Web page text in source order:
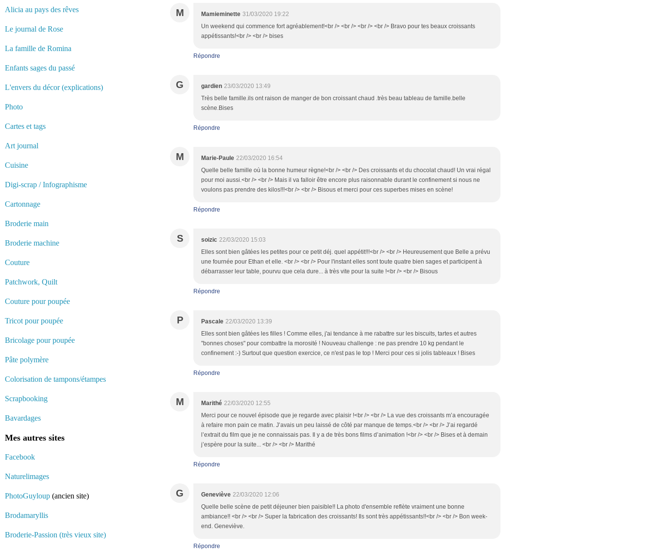
Alicia au pays des rêves
Le journal de Rose
La famille de Romina
Enfants sages du passé
L'envers du décor (explications)
Photo
Cartes et tags
Art journal
Cuisine
Digi-scrap / Infographisme
Cartonnage
Broderie main
Broderie machine
Couture
Patchwork, Quilt
Couture pour poupée
Tricot pour poupée
Bricolage pour poupée
Pâte polymère
Colorisation de tampons/étampes
Scrapbooking
Bavardages
Mes autres sites
Facebook
Naturelimages
PhotoGuyloup (ancien site)
Brodamaryllis
Broderie-Passion (très vieux site)
M Mamieminette 31/03/2020 19:22
Un weekend qui commence fort agréablement!<br /> <br /> <br /> <br /> Bravo pour tes beaux croissants
appétissants!<br /> <br /> bises
Répondre
G gardien 23/03/2020 13:49
Très belle famille.ils ont raison de manger de bon croissant chaud .très beau tableau de famille.belle
scène.Bises
Répondre
M Marie-Paule 22/03/2020 16:54
Quelle belle famille où la bonne humeur règne!<br /> <br /> Des croissants et du chocolat chaud! Un vrai régal
pour moi aussi.<br /> <br /> Mais il va falloir être encore plus raisonnable durant le confinement si nous ne
voulons pas prendre des kilos!!!<br /> <br /> Bisous et merci pour ces superbes mises en scène!
Répondre
S soizic 22/03/2020 15:03
Elles sont bien gâtées les petites pour ce petit déj. quel appétit!!!<br /> <br /> Heureusement que Belle a prévu
une fournée pour Ethan et elle. <br /> <br /> Pour l'instant elles sont toute quatre bien sages et participent à
débarrasser leur table, pourvu que cela dure... à très vite pour la suite !<br /> <br /> Bisous
Répondre
P Pascale 22/03/2020 13:39
Elles sont bien gâtées les filles ! Comme elles, j'ai tendance à me rabattre sur les biscuits, tartes et autres
"bonnes choses" pour combattre la morosité ! Nouveau challenge : ne pas prendre 10 kg pendant le
confinement :-) Surtout que question exercice, ce n'est pas le top ! Merci pour ces si jolis tableaux ! Bises
Répondre
M Marithé 22/03/2020 12:55
Merci pour ce nouvel épisode que je regarde avec plaisir !<br /> <br /> La vue des croissants m’a encouragée
à refaire mon pain ce matin. J’avais un peu laissé de côté par manque de temps.<br /> <br /> J’ai regardé
l’extrait du film que je ne connaissais pas. Il y a de très bons films d’animation !<br /> <br /> Bises et à demain
j’espère pour la suite... <br /> <br /> Marithé
Répondre
G Geneviève 22/03/2020 12:06
Quelle belle scène de petit déjeuner bien paisible!! La photo d'ensemble reflète vraiment une bonne
ambiance!! <br /> <br /> Super la fabrication des croissants! Ils sont très appétissants!!<br /> <br /> Bon week-
end. Geneviève.
Répondre